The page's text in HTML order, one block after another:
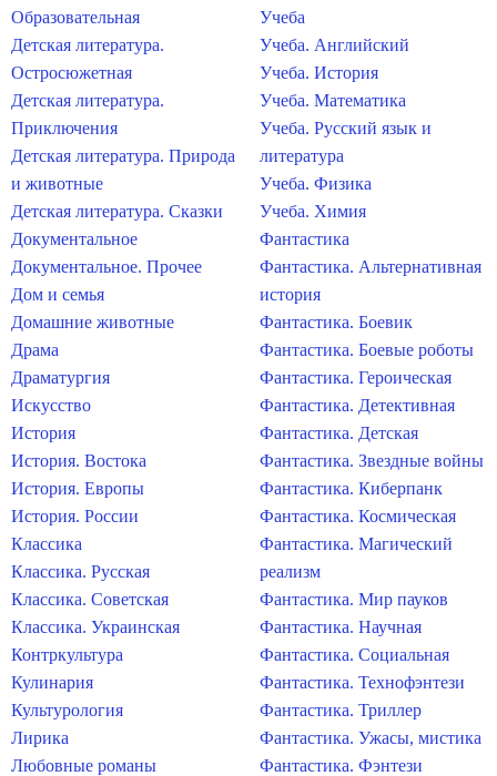
Образовательная
Детская литература.
Остросюжетная
Детская литература.
Приключения
Детская литература. Природа
и животные
Детская литература. Сказки
Документальное
Документальное. Прочее
Дом и семья
Домашние животные
Драма
Драматургия
Искусство
История
История. Востока
История. Европы
История. России
Классика
Классика. Русская
Классика. Советская
Классика. Украинская
Контркультура
Кулинария
Культурология
Лирика
Любовные романы
Учеба
Учеба. Английский
Учеба. История
Учеба. Математика
Учеба. Русский язык и
литература
Учеба. Физика
Учеба. Химия
Фантастика
Фантастика. Альтернативная
история
Фантастика. Боевик
Фантастика. Боевые роботы
Фантастика. Героическая
Фантастика. Детективная
Фантастика. Детская
Фантастика. Звездные войны
Фантастика. Киберпанк
Фантастика. Космическая
Фантастика. Магический
реализм
Фантастика. Мир пауков
Фантастика. Научная
Фантастика. Социальная
Фантастика. Технофэнтези
Фантастика. Триллер
Фантастика. Ужасы, мистика
Фантастика. Фэнтези